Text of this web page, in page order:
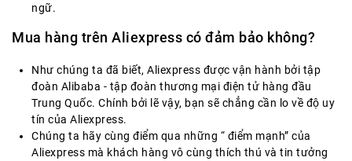
ngữ.
Mua hàng trên Aliexpress có đảm bảo không?
Như chúng ta đã biết, Aliexpress được vận hành bởi tập
đoàn Alibaba - tập đoàn thương mại điện tử hàng đầu
Trung Quốc. Chính bởi lẽ vậy, bạn sẽ chẳng cần lo về độ uy
tín của Aliexpress.
Chúng ta hãy cùng điểm qua những “ điểm mạnh” của
Aliexpress mà khách hàng vô cùng thích thú và tin tưởng